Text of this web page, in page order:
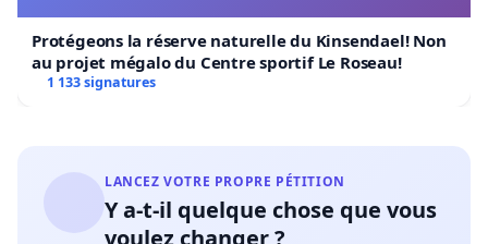
Protégeons la réserve naturelle du Kinsendael! Non
au projet mégalo du Centre sportif Le Roseau!
1 133 signatures
LANCEZ VOTRE PROPRE PÉTITION
Y a-t-il quelque chose que vous
voulez changer ?